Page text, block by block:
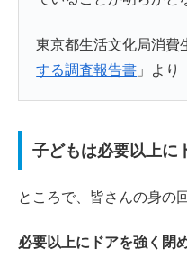
東京都生活文化局消費
する調査報告書 」より
子どもは必要以上に
ところで、皆さんの身の
必要以上にドアを強く閉